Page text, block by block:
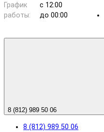
График
работы:
с 12:00
до 00:00
8 (812) 989 50 06
8 (812) 989 50 06